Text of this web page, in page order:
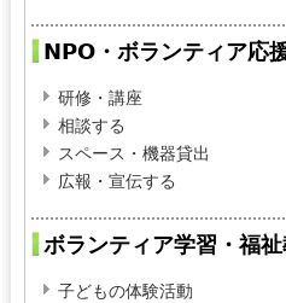
NPO・ボランティア応
研修・講座
相談する
スペース・機器貸出
広報・宣伝する
ボランティア学習・福
子どもの体験活動